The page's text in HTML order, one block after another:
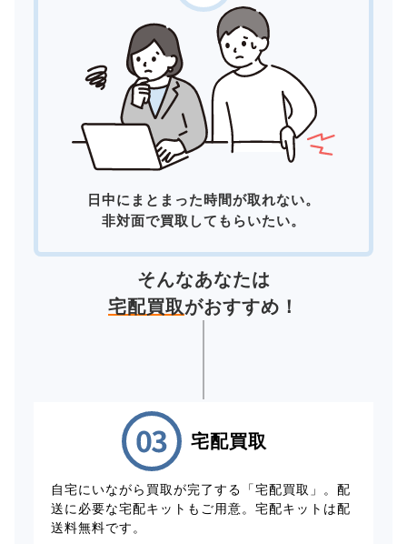
日中にまとまった時間が取れない。
非対面で買取してもらいたい。
そんなあなたは
宅配買取がおすすめ！
宅配買取
自宅にいながら買取が完了する「宅配買取」。配
送に必要な宅配キットもご用意。宅配キットは配
送料無料です。